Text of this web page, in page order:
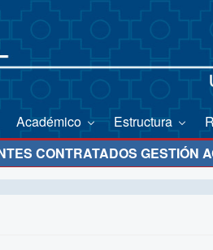
Académico Estructura
CONTRATADOS GESTIÓN